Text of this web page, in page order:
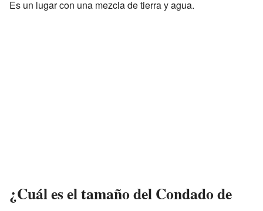
Es un lugar con una mezcla de tierra y agua.
¿Cuál es el tamaño del Condado de